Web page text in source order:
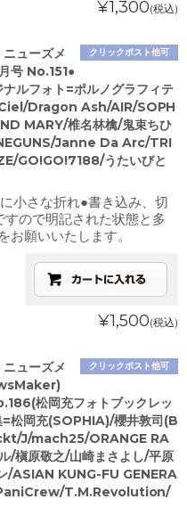
¥1,300(税込)
クリックポスト他可
ューズメ
号 No.151●
ルフォト=ポルノグラフィテ
Dragon Ash/AIR/SOPH
MARY/椎名林檎/鬼束ちひ
Janne Da Arc/TRI
GO!GO!7188/うたいびと
小さな折れ●書き込み、切
ので明記された状態と多
願いいたします。
¥1,500(税込)
クリックポスト他可
ューズメ
松岡充フォトブックレッ
=松岡充(SOPHIA)/櫻井敦司(B
J/mach25/ORANGE RA
/槇原敬之/山崎まさよし/平原
/ASIAN KUNG-FU GENERA
T.M.Revolution/